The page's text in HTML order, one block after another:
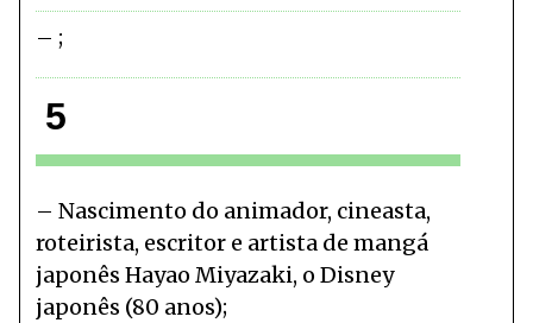
5
Nascimento do animador, cineasta,
roteirista, escritor e artista de mangá
japonês Hayao Miyazaki, o Disney
japonês (80 anos)